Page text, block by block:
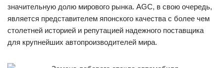
значительную долю мирового рынка. AGC, в свою очередь,
является представителем японского качества с более чем
столетней историей и репутацией надежного поставщика
для крупнейших автопроизводителей мира.